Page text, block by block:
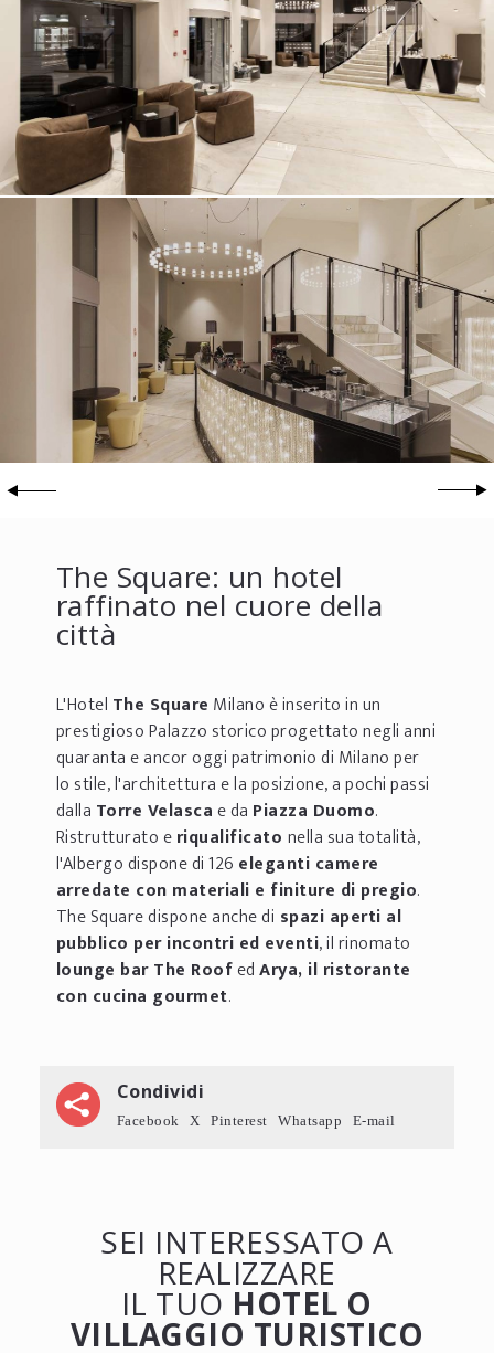
The Square: un hotel
raffinato nel cuore della
città
L'Hotel The Square Milano è inserito in un
prestigioso Palazzo storico progettato negli anni
quaranta e ancor oggi patrimonio di Milano per
lo stile, l'architettura e la posizione, a pochi passi
dalla Torre Velascae da Piazza Duomo.
Ristrutturato eriqualificato nella sua totalità,
l'Albergo dispone di 126 eleganti camere
arredate con materiali e finiture di pregio.
The Square dispone anche di spazi aperti al
pubblico per incontri ed eventi, il rinomato
lounge bar The RoofedArya, il ristorante
con cucina gourmet.
Condividi
Facebook X Pinterest Whatsapp E-mail
SEI INTERESSATO A
REALIZZARE
IL TUO HOTEL O
VILLAGGIO TURISTICO